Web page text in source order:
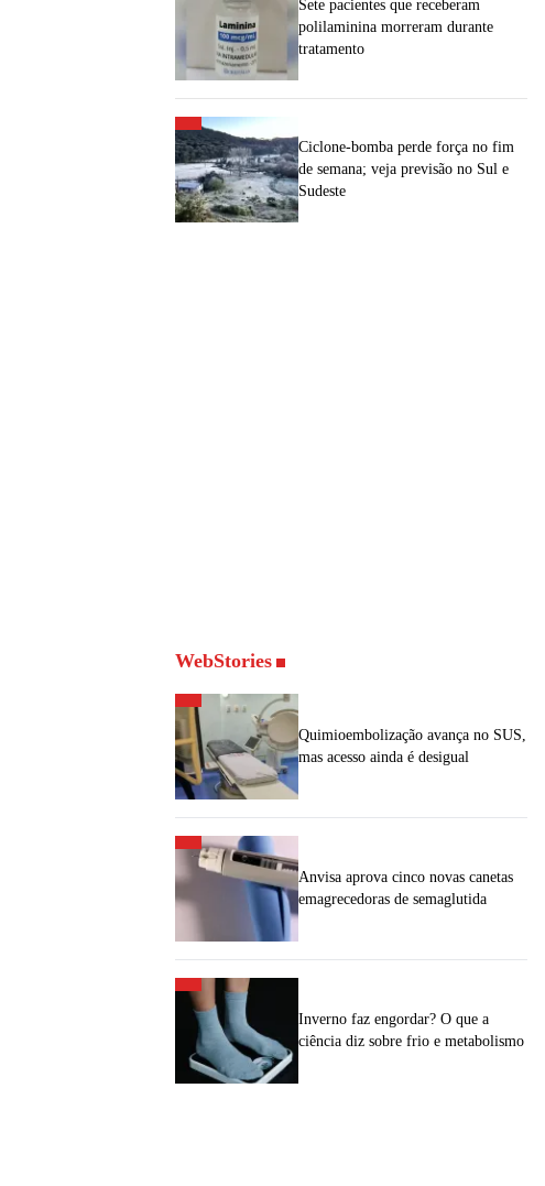
Sete pacientes que receberam
polilaminina morreram durante
tratamento
Ciclone-bomba perde força no fim
de semana; veja previsão no Sul e
Sudeste
WebStories
Quimioembolização avança no SUS,
mas acesso ainda é desigual
Anvisa aprova cinco novas canetas
emagrecedoras de semaglutida
Inverno faz engordar? O que a
ciência diz sobre frio e metabolismo